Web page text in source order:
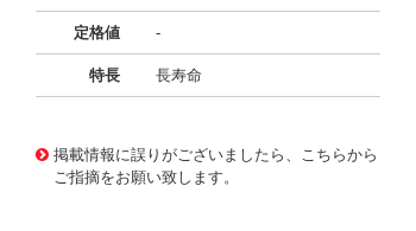
定格値 -
特長 長寿命
掲載情報に誤りがございましたら、こちらから
ご指摘をお願い致します。